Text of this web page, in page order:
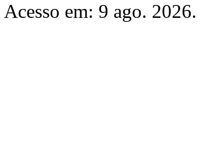
Acesso em: 9 ago. 2026.